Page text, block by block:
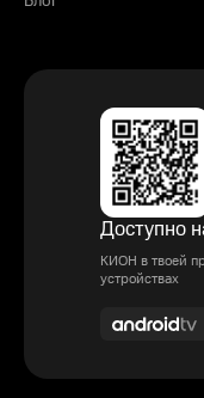
Доступно
КИОН в твоей
устройствах